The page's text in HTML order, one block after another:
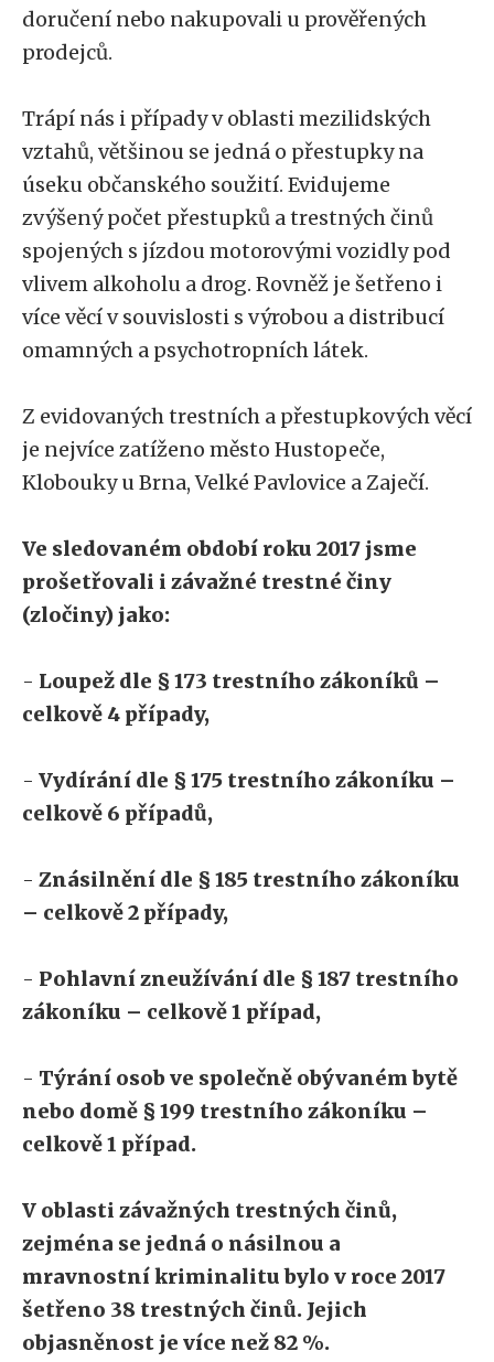
doručení nebo nakupovali u prověřených
prodejců.
Trápí nás i případy v oblasti mezilidských
vztahů, většinou se jedná o přestupky na
úseku občanského soužití. Evidujeme
zvýšený počet přestupků a trestných činů
spojených s jízdou motorovými vozidly pod
vlivem alkoholu a drog. Rovněž je šetřeno i
více věcí v souvislosti s výrobou a distribucí
omamných a psychotropních látek.
Z evidovaných trestních a přestupkových věcí
je nejvíce zatíženo město Hustopeče,
Klobouky u Brna, Velké Pavlovice a Zaječí.
Ve sledovaném období roku 2017 jsme
prošetřovali i závažné trestné činy
(zločiny) jako:
- Loupež dle § 173 trestního zákoníků –
celkově 4 případy,
- Vydírání dle § 175 trestního zákoníku –
celkově 6 případů,
- Znásilnění dle § 185 trestního zákoníku
– celkově 2 případy,
- Pohlavní zneužívání dle § 187 trestního
zákoníku – celkově 1 případ,
- Týrání osob ve společně obývaném bytě
nebo domě § 199 trestního zákoníku –
celkově 1 případ.
V oblasti závažných trestných činů,
zejména se jedná o násilnou a
mravnostní kriminalitu bylo v roce 2017
šetřeno 38 trestných činů. Jejich
objasněnost je více než 82 %.